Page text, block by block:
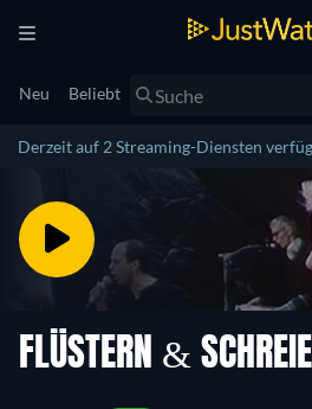
Neu Beliebt
Derzeit auf 2 Streaming-Diensten
FLÜSTERN &